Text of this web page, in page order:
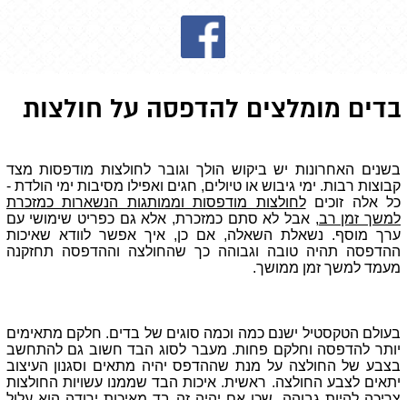
בדים מומלצים להדפסה על חולצות
בשנים האחרונות יש ביקוש הולך וגובר לחולצות מודפסות מצד
קבוצות רבות. ימי גיבוש או טיולים, חגים ואפילו מסיבות ימי הולדת -
כל אלה זוכיםלחולצות מודפסות וממותגות הנשארות כמזכרת
למשך זמן רב, אבל לא סתם כמזכרת, אלא גם כפריט שימושי עם
ערך מוסף. נשאלת השאלה, אם כן, איך אפשר לוודא שאיכות
ההדפסה תהיה טובה וגבוהה כך שהחולצה וההדפסה תחזקנה
מעמד למשך זמן ממושך.
בעולם הטקסטיל ישנם כמה וכמה סוגים של בדים. חלקם מתאימים
יותר להדפסה וחלקם פחות. מעבר לסוג הבד חשוב גם להתחשב
בצבע של החולצה על מנת שההדפס יהיה מתאים וסגנון העיצוב
יתאים לצבע החולצה. ראשית. איכות הבד שממנו עשויות החולצות